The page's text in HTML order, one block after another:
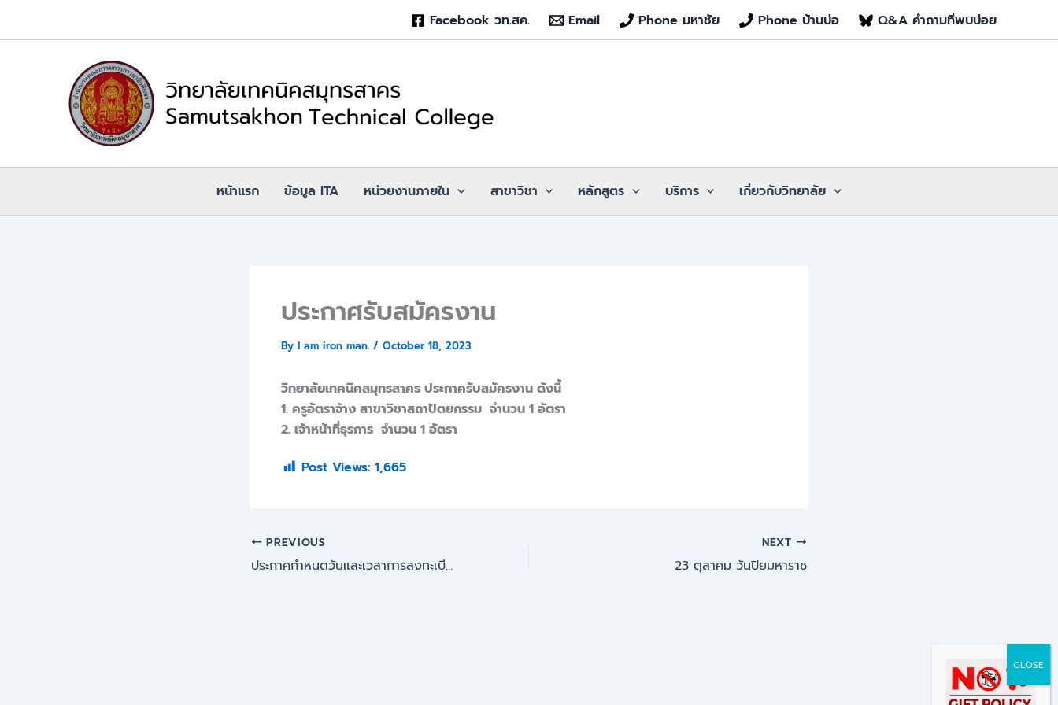
Facebook วท.สค. Email Phone มหาชัย Phone บ้านบ่อ Q&A คำถามที่พบบ่อย
หน้าแรก ข้อมูล ITA หน่วยงานภายใน สาขาวิชา หลักสูตร บริการ เกี่ยวกับวิทยาลัย
ประกาศรับสมัครงาน
By I am iron man. / October 18, 2023
วิทยาลัยเทคนิคสมุทรสาคร ประกาศรับสมัครงาน ดังนี้
1. ครูอัตราจ้าง สาขาวิชาสถาปัตยกรรม จำนวน 1 อัตรา
2. เจ้าหน้าที่ธุรการ จำนวน 1 อัตรา
Post Views: 1,665
PREVIOUS
ประกาศกำหนดวันและเวลาการลงทะเบียน (ล่าช้า) ประจำภาคเรียนที่ 2/2566
NEXT
23 ตุลาคม วันปิยมหาราช